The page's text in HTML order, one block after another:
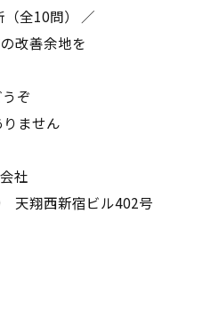
全10問） ／
改善余地を
ぞ
ません
社
天翔西新宿ビル402号